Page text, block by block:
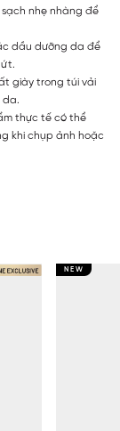
nhẹ nhàng để
dầu dưỡng da để
giày trong túi vải
da.
thực tế có thể
khi chụp ảnh hoặc
NEW